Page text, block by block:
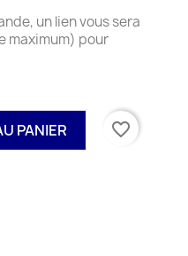
un lien vous sera
maximum) pour
PANIER favorite_border